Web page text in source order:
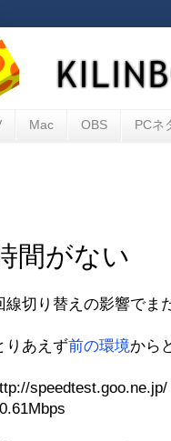
Mac OBS PCネ
間がない
線切り替えの影響でま
りあえず前の環境から
speedtest.goo.ne.jp/